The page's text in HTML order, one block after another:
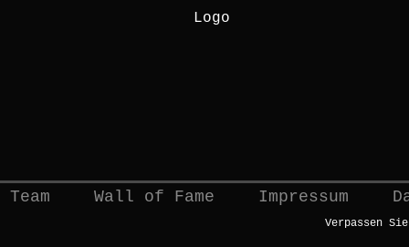
Wall of Fame Impressum
Verpassen